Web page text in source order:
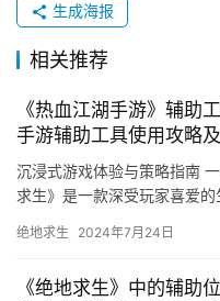
生成海报
相关推荐
《热血江湖手游》辅助
手游辅助工具使用攻略
沉浸式游戏体验与策略指南
求生》是一款深受玩家喜爱
绝地求生 2024年7月24日
《绝地求生》中的辅助